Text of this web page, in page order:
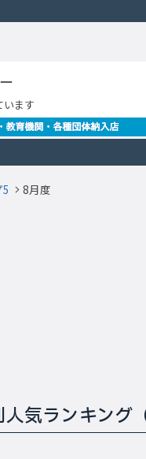
ます
8月度
気ランキング